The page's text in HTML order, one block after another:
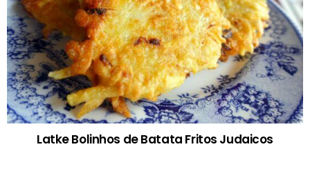
Latke Bolinhos de Batata Fritos Judaicos